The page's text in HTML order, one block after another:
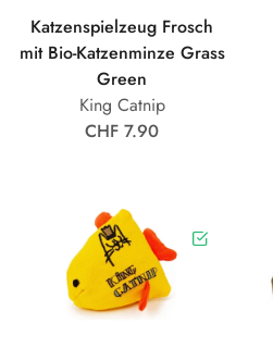
Katzenspielzeug Frosch
mit Bio-Katzenminze Grass
Green
King Catnip
CHF 7.90